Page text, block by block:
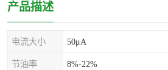
产品描述
电流大小 50μA
节油率 8%-22%